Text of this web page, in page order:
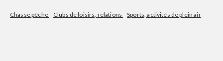
Chasse pêche Clubs de loisirs, relations Sports, activités de plein air